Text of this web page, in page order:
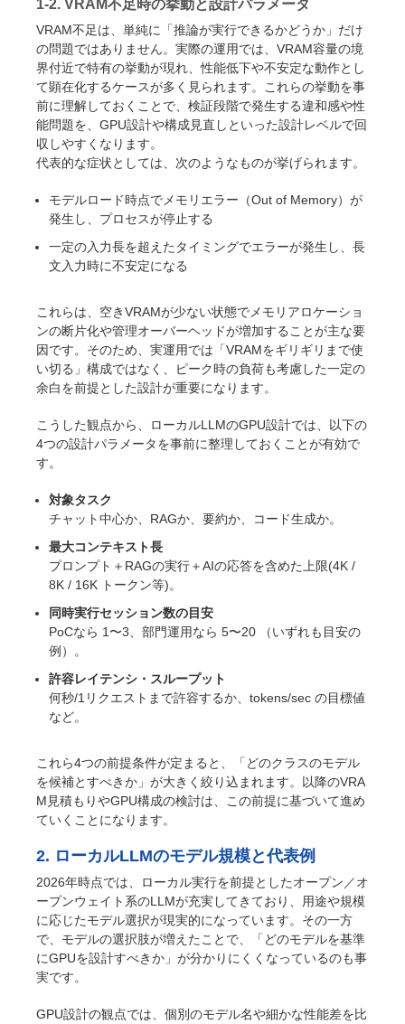
1-2. VRAM不足時の挙動と設計パラメータ
VRAM不足は、単純に「推論が実行できるかどうか」だけ
の問題ではありません。実際の運用では、VRAM容量の境
界付近で特有の挙動が現れ、性能低下や不安定な動作とし
て顕在化するケースが多く見られます。これらの挙動を事
前に理解しておくことで、検証段階で発生する違和感や性
能問題を、GPU設計や構成見直しといった設計レベルで回
収しやすくなります。
代表的な症状としては、次のようなものが挙げられます。
モデルロード時点でメモリエラー（Out of Memory）が
発生し、プロセスが停止する
一定の入力長を超えたタイミングでエラーが発生し、長
文入力時に不安定になる
これらは、空きVRAMが少ない状態でメモリアロケーショ
ンの断片化や管理オーバーヘッドが増加することが主な要
因です。そのため、実運用では「VRAMをギリギリまで使
い切る」構成ではなく、ピーク時の負荷も考慮した一定の
余白を前提とした設計が重要になります。
こうした観点から、ローカルLLMのGPU設計では、以下の
4つの設計パラメータを事前に整理しておくことが有効で
す。
対象タスク
チャット中心か、RAGか、要約か、コード生成か。
最大コンテキスト長
プロンプト＋RAGの実行＋AIの応答を含めた上限(4K /
8K / 16K トークン等)。
同時実行セッション数の目安
PoCなら 1〜3、部門運用なら 5〜20 （いずれも目安の
例）。
許容レイテンシ・スループット
何秒/1リクエストまで許容するか、tokens/sec の目標値
など。
これら4つの前提条件が定まると、「どのクラスのモデル
を候補とすべきか」が大きく絞り込まれます。以降のVRA
M見積もりやGPU構成の検討は、この前提に基づいて進め
ていくことになります。
2. ローカルLLMのモデル規模と代表例
2026年時点では、ローカル実行を前提としたオープン／オ
ープンウェイト系のLLMが充実してきており、用途や規模
に応じたモデル選択が現実的になっています。その一方
で、モデルの選択肢が増えたことで、「どのモデルを基準
にGPUを設計すべきか」が分かりにくくなっているのも事
実です。
GPU設計の観点では、個別のモデル名や細かな性能差を比